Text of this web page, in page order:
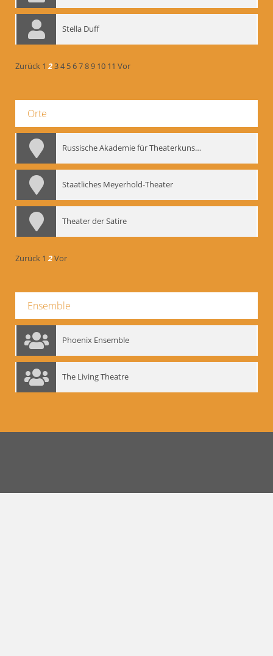
Stella Duff
Zurück 1 234 56789 10 11 Vor
Orte
Russische Akademie für Theaterkunst – GITIS
Staatliches Meyerhold-Theater
Theater der Satire
Zurück 1 2Vor
Ensemble
Phoenix Ensemble
The Living Theatre